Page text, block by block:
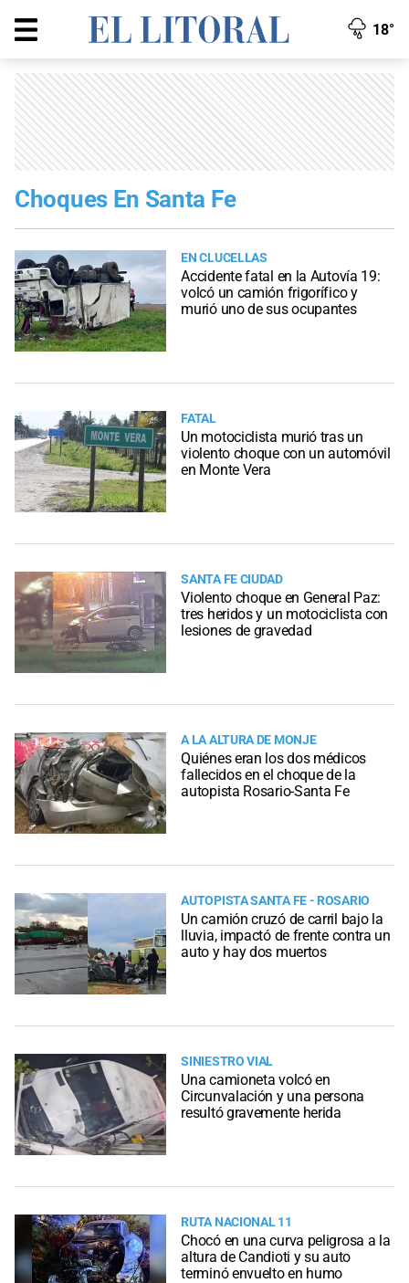
18°
Choques En Santa Fe
EN CLUCELLAS
Accidente fatal en la Autovía 19:
volcó un camión frigorífico y
murió uno de sus ocupantes
FATAL
Un motociclista murió tras un
violento choque con un automóvil
en Monte Vera
SANTA FE CIUDAD
Violento choque en General Paz:
tres heridos y un motociclista con
lesiones de gravedad
A LA ALTURA DE MONJE
Quiénes eran los dos médicos
fallecidos en el choque de la
autopista Rosario-Santa Fe
AUTOPISTA SANTA FE - ROSARIO
Un camión cruzó de carril bajo la
lluvia, impactó de frente contra un
auto y hay dos muertos
SINIESTRO VIAL
Una camioneta volcó en
Circunvalación y una persona
resultó gravemente herida
RUTA NACIONAL 11
Chocó en una curva peligrosa a la
altura de Candioti y su auto
terminó envuelto en humo